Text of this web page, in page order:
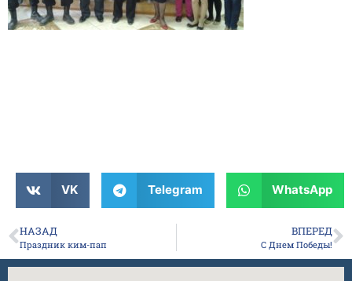
VK Telegram WhatsApp
НАЗАД
Праздник ким-пап
ВПЕРЕД
С Днем Победы!